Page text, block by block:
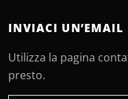
INVIACI UN’EMAIL
Utilizza la pagina
presto.